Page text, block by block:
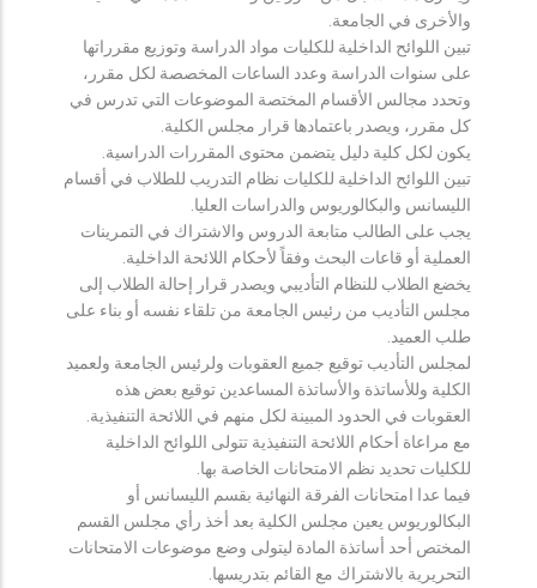
والأخرى في الجامعة.
تبين اللوائح الداخلية للكليات مواد الدراسة وتوزيع مقرراتها
على سنوات الدراسة وعدد الساعات المخصصة لكل مقرر،
وتحدد مجالس الأقسام المختصة الموضوعات التي تدرس في
كل مقرر، ويصدر باعتمادها قرار مجلس الكلية.
يكون لكل كلية دليل يتضمن محتوى المقررات الدراسية.
تبين اللوائح الداخلية للكليات نظام التدريب للطلاب في أقسام
الليسانس والبكالوريوس والدراسات العليا.
يجب على الطالب متابعة الدروس والاشتراك في التمرينات
العملية أو قاعات البحث وفقاً لأحكام اللائحة الداخلية.
يخضع الطلاب للنظام التأديبي ويصدر قرار إحالة الطلاب إلى
مجلس التأديب من رئيس الجامعة من تلقاء نفسه أو بناء على
طلب العميد.
لمجلس التأديب توقيع جميع العقوبات ولرئيس الجامعة ولعميد
الكلية وللأساتذة والأساتذة المساعدين توقيع بعض هذه
العقوبات في الحدود المبينة لكل منهم في اللائحة التنفيذية.
مع مراعاة أحكام اللائحة التنفيذية تتولى اللوائح الداخلية
للكليات تحديد نظم الامتحانات الخاصة بها.
فيما عدا امتحانات الفرقة النهائية بقسم الليسانس أو
البكالوريوس يعين مجلس الكلية بعد أخذ رأي مجلس القسم
المختص أحد أساتذة المادة ليتولى وضع موضوعات الامتحانات
التحريرية بالاشتراك مع القائم بتدريسها.